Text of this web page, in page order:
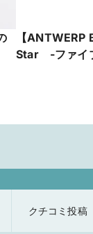
【
Star -ファイ
クチコミ投稿